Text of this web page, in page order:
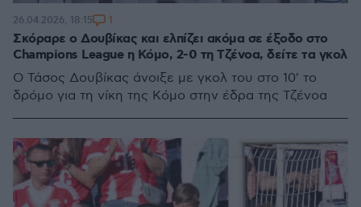
Σκόραρε ο Δουβίκας και ελπίζει ακόμα σε έξοδο στο
Champions League η Κόμο, 2-0 τη Τζένοα, δείτε τα γκολ
Ο Τάσος Δουβίκας άνοιξε με γκολ του στο 10' το
δρόμο για τη νίκη της Κόμο στην έδρα της Τζένοα
26.04.2026, 18:15 1